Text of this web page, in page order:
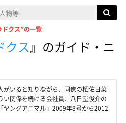
クス”の一覧
クス』 のガイド・ニ
がいると知りながら、同僚の栖佑日菜
い関係を続ける会社員、八日堂俊介の
ヤングアニマル」2009年8号から2012